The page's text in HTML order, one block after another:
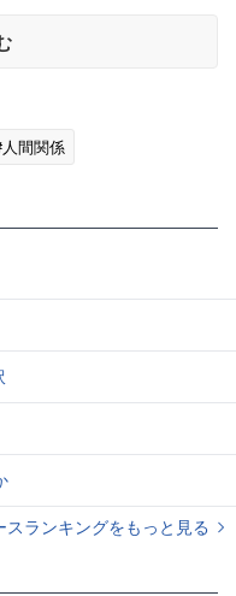
間関係
スランキングをもっと見る